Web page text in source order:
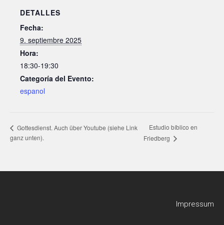
DETALLES
Fecha:
9. septiembre 2025
Hora:
18:30-19:30
Categoría del Evento:
espanol
Gottesdienst. Auch über Youtube (siehe Link
ganz unten).
Estudio bíblico en
Friedberg
Impressum